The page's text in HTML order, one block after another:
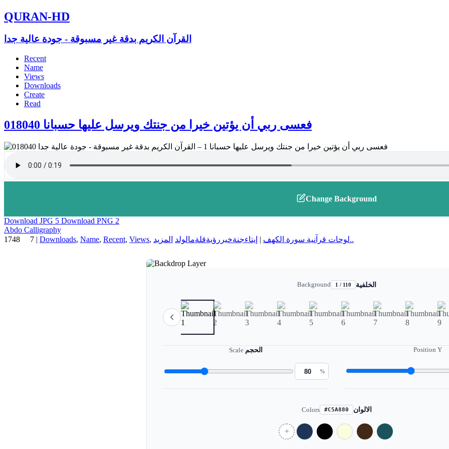
QURAN-HD
القرآن الكريم بدقة غير مسبوقة - جودة عالية جدا
Recent
Name
Views
Downloads
Create
Read
018040 فعسى ربي أن يؤتين خيرا من جنتك ويرسل عليها حسبانا
Change Background
Download JPG 5 Download PNG 2
Abdo Calligraphy
1748
7 | Downloads, Name, Recent, Views, لوحات قرآنية سورة الكهف | إيتاءجنةخير رؤيةقلةمالولد المزيد..
Background 1 / 110 الخلفية
Scale/الحجم
%
Position Y
Colors #C5A880 الالوان